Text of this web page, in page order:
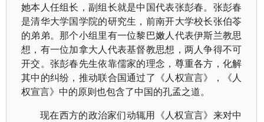
她本人任组长，副组长就是中国代表张彭春。张彭春
是清华大学国学院的研究生，前南开大学校长张伯苓
的弟弟。那个小组里有一位黎巴嫩人代表伊斯兰教思
想，有一位加拿大人代表基督教思想，两人争得不可
开交。张彭春先生依靠儒家的理念，尊重各方，化解
其中的纠纷，推动联合国通过了《人权宣言》，《人
权宣言》中的原则也包含了中国的孔孟之道。
现在西方的政治家们动辄用《人权宣言》来对中